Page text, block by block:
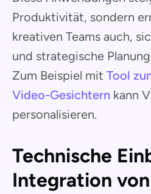
Produktivität, sondern
kreativen Teams auch,
und strategische
Zum Beispiel mit Tool
Video-Gesichtern kann
personalisieren.
Technische
Integration